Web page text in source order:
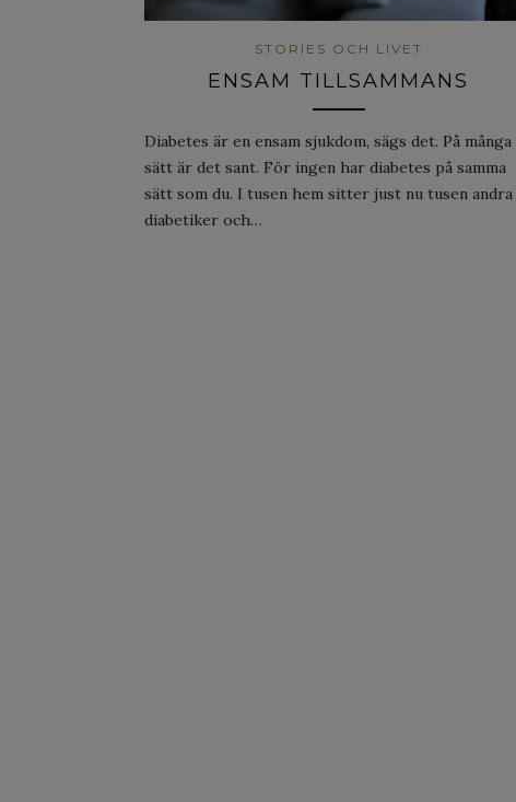
STORIES OCH LIVET
ENSAM TILLSAMMANS
Diabetes är en ensam sjukdom, sägs det. På många
sätt är det sant. För ingen har diabetes på samma
sätt som du. I tusen hem sitter just nu tusen andra
diabetiker och…